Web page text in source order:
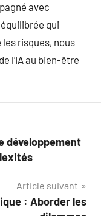
avec
qui
risques, nous
l’IA au bien-être
développement
Article suivant
: Aborder les